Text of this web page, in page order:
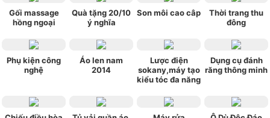
Gối massage
hồng ngoại
Quà tặng 20/10
ý nghĩa
Son môi cao câp
Thời trang thu
đông
Phụ kiện công
nghệ
Áo len nam
2014
Lược điện
sokany,máy tạo
kiểu tóc đa năng
Dụng cụ đánh
răng thông minh